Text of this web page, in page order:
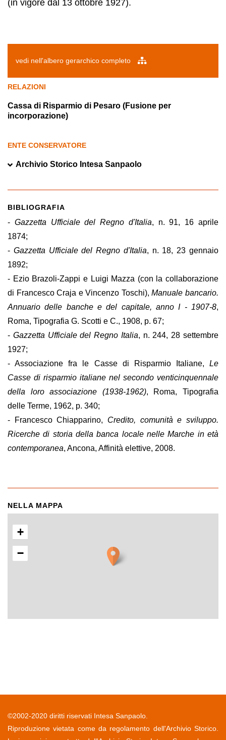
(in vigore dal 13 ottobre 1927).
vedi nell'albero gerarchico completo
RELAZIONI
Cassa di Risparmio di Pesaro (Fusione per
incorporazione)
ENTE CONSERVATORE
Archivio Storico Intesa Sanpaolo
BIBLIOGRAFIA
- Gazzetta Ufficiale del Regno d'Italia, n. 91, 16 aprile
1874;
- Gazzetta Ufficiale del Regno d'Italia, n. 18, 23 gennaio
1892;
- Ezio Brazoli-Zappi e Luigi Mazza (con la collaborazione
di Francesco Craja e Vincenzo Toschi),Manuale bancario.
Annuario delle banche e del capitale, anno I - 1907-8,
Roma, Tipografia G. Scotti e C., 1908, p. 67;
- Gazzetta Ufficiale del Regno Italia, n. 244, 28 settembre
1927;
- Associazione fra le Casse di Risparmio Italiane, Le
Casse di risparmio italiane nel secondo venticinquennale
della loro associazione (1938-1962), Roma, Tipografia
delle Terme, 1962, p. 340;
- Francesco Chiapparino, Credito, comunità e sviluppo.
Ricerche di storia della banca locale nelle Marche in età
contemporanea, Ancona, Affinità elettive, 2008.
NELLA MAPPA
+
−
©2002-2020 diritti riservati Intesa Sanpaolo.
Riproduzione vietata come da regolamento dell'Archivio Storico.